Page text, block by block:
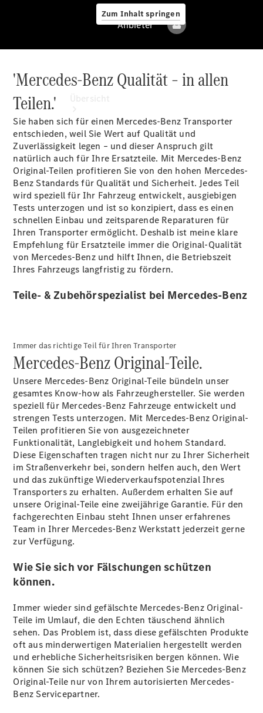
Zum Inhalt springen
Anbieter
Alle Modelle
Elektromodelle
Sprinter
Alle
Sprinter
Sprinter
Kastenwagen
Sprinter
Tourer
Sprinter
Fahrgestell
Sprinter
Fahrgestell
Doppelkabine
Sprinter
Pritschenwagen
Vito
Kastenwagen
Vito Mixto
Vito Tourer
Marco Polo
Anbieter
'Mercedes-Benz Qualität – in allen
Teilen.'
Sie haben sich für einen Mercedes-Benz Transporter
entschieden, weil Sie Wert auf Qualität und
Zuverlässigkeit legen – und dieser Anspruch gilt
natürlich auch für Ihre Ersatzteile. Mit Mercedes-Benz
Original-Teilen profitieren Sie von den hohen Mercedes-
Benz Standards für Qualität und Sicherheit. Jedes Teil
wird speziell für Ihr Fahrzeug entwickelt, ausgiebigen
Tests unterzogen und ist so konzipiert, dass es einen
schnellen Einbau und zeitsparende Reparaturen für
Ihren Transporter ermöglicht. Deshalb ist meine klare
Empfehlung für Ersatzteile immer die Original-Qualität
von Mercedes-Benz und hilft Ihnen, die Betriebszeit
Ihres Fahrzeugs langfristig zu fördern.
Teile- & Zubehörspezialist bei Mercedes-Benz
Immer das richtige Teil für Ihren Transporter
Mercedes-Benz Original-Teile.
Unsere Mercedes-Benz Original-Teile bündeln unser
gesamtes Know-how als Fahrzeughersteller. Sie werden
speziell für Mercedes-Benz Fahrzeuge entwickelt und
strengen Tests unterzogen. Mit Mercedes-Benz Original-
Teilen profitieren Sie von ausgezeichneter
Funktionalität, Langlebigkeit und hohem Standard.
Diese Eigenschaften tragen nicht nur zu Ihrer Sicherheit
im Straßenverkehr bei, sondern helfen auch, den Wert
und das zukünftige Wiederverkaufspotenzial Ihres
Transporters zu erhalten. Außerdem erhalten Sie auf
unsere Original-Teile eine zweijährige Garantie. Für den
fachgerechten Einbau steht Ihnen unser erfahrenes
Team in Ihrer Mercedes-Benz Werkstatt jederzeit gerne
zur Verfügung.
Wie Sie sich vor Fälschungen schützen
können.
Immer wieder sind gefälschte Mercedes-Benz Original-
Teile im Umlauf, die den Echten täuschend ähnlich
sehen. Das Problem ist, dass diese gefälschten Produkte
oft aus minderwertigen Materialien hergestellt werden
und erhebliche Sicherheitsrisiken bergen können. Wie
können Sie sich schützen? Beziehen Sie Mercedes-Benz
Original-Teile nur von Ihrem autorisierten Mercedes-
Benz Servicepartner.